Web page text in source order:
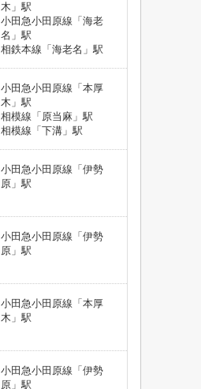
木」駅
小田急小田原線「海老
名」駅
相鉄本線「海老名」駅
小田急小田原線「本厚
木」駅
相模線「原当麻」駅
相模線「下溝」駅
小田急小田原線「伊勢
原」駅
小田急小田原線「伊勢
原」駅
小田急小田原線「本厚
木」駅
小田急小田原線「伊勢
原」駅